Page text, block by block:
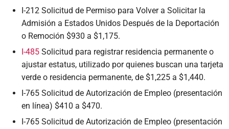
I-212 Solicitud de Permiso para Volver a Solicitar la
Admisión a Estados Unidos Después de la Deportación
o Remoción $930 a $1,175.
I-485 Solicitud para registrar residencia permanente o
ajustar estatus, utilizado por quienes buscan una tarjeta
verde o residencia permanente, de $1,225 a $1,440.
I-765 Solicitud de Autorización de Empleo (presentación
en línea) $410 a $470.
I-765 Solicitud de Autorización de Empleo (presentación